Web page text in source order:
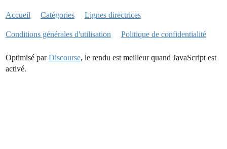
Accueil Catégories Lignes directrices
Conditions générales d'utilisation Politique de confidentialité
Optimisé parDiscourse, le rendu est meilleur quand JavaScript est
activé.